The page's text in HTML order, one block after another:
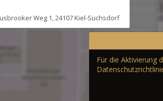
Weg 1, 24107 Kiel-Suchsdorf
Für die Aktivierung